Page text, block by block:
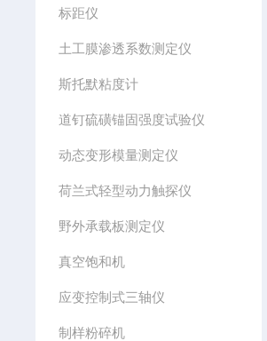
标距仪
土工膜渗透系数测定仪
斯托默粘度计
道钉硫磺锚固强度试验仪
动态变形模量测定仪
荷兰式轻型动力触探仪
野外承载板测定仪
真空饱和机
应变控制式三轴仪
制样粉碎机